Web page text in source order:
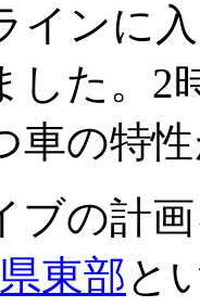
インに
した。2
車の特
の計
東部と